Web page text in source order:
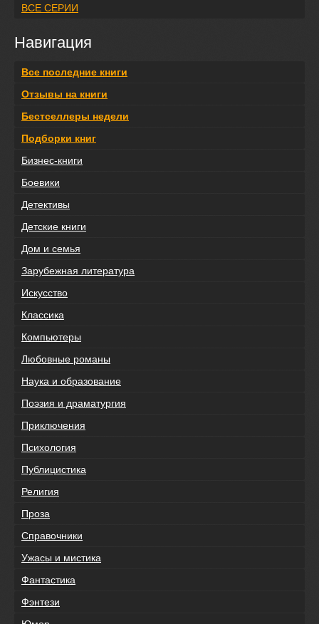
ВСЕ СЕРИИ
Навигация
Все последние книги
Отзывы на книги
Бестселлеры недели
Подборки книг
Бизнес-книги
Боевики
Детективы
Детские книги
Дом и семья
Зарубежная литература
Искусство
Классика
Компьютеры
Любовные романы
Наука и образование
Поэзия и драматургия
Приключения
Психология
Публицистика
Религия
Проза
Справочники
Ужасы и мистика
Фантастика
Фэнтези